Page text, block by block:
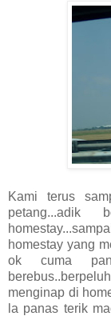
Kami terus
homestay yang
ok cuma
menginap di
la panas terik